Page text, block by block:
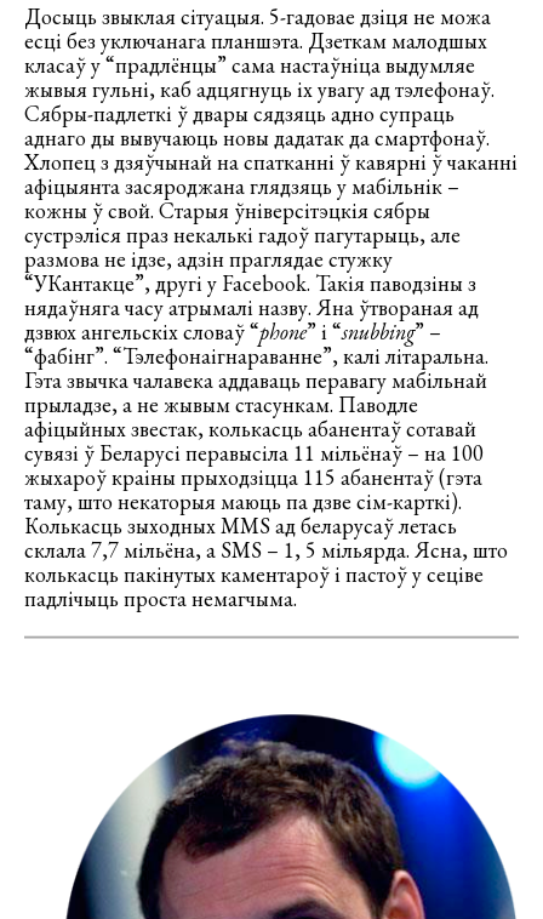
Досыць звыклая сітуацыя. 5-гадовае дзіця не можа
есці без уключанага планшэта. Дзеткам малодшых
класаў у “прадлёнцы” сама настаўніца выдумляе
жывыя гульні, каб адцягнуць іх увагу ад тэлефонаў.
Сябры-падлеткі ў двары сядзяць адно супраць
аднаго ды вывучаюць новы дадатак да смартфонаў.
Хлопец з дзяўчынай на спатканні ў кавярні ў чаканні
афіцыянта засяроджана глядзяць у мабільнік –
кожны ў свой. Старыя ўніверсітэцкія сябры
сустрэліся праз некалькі гадоў пагутарыць, але
размова не ідзе, адзін праглядае стужку
“УКантакце”, другі у Facebook. Такія паводзіны з
нядаўняга часу атрымалі назву. Яна ўтвораная ад
дзвюх ангельскіх словаў “phone” і “snubbing” –
“фабінг”. “Тэлефонаігнараванне”, калі літаральна.
Гэта звычка чалавека аддаваць перавагу мабільнай
прыладзе, а не жывым стасункам. Паводле
афіцыйных звестак, колькасць абанентаў сотавай
сувязі ў Беларусі перавысіла 11 мільёнаў – на 100
жыхароў краіны прыходзіцца 115 абанентаў (гэта
таму, што некаторыя маюць па дзве сім-карткі).
Колькасць зыходных MMS ад беларусаў летась
склала 7,7 мільёна, а SMS – 1, 5 мільярда. Ясна, што
колькасць пакінутых каментароў і пастоў у сеціве
падлічыць проста немагчыма.